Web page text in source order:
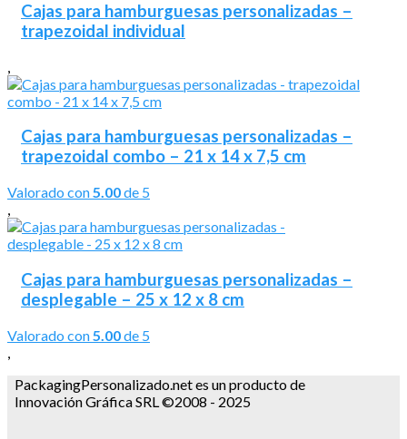
Cajas para hamburguesas personalizadas –
trapezoidal individual
Cajas para hamburguesas personalizadas –
trapezoidal combo – 21 x 14 x 7,5 cm
Valorado con5.00de 5
,
Cajas para hamburguesas personalizadas –
desplegable – 25 x 12 x 8 cm
Valorado con 5.00de 5
PackagingPersonalizado.net es un producto de
Innovación Gráfica SRL ©2008 - 2025